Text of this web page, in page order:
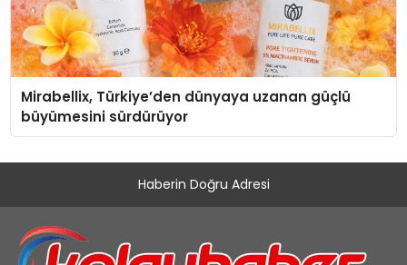
Mirabellix, Türkiye’den dünyaya uzanan güçlü
büyümesini sürdürüyor
Haberin Doğru Adresi